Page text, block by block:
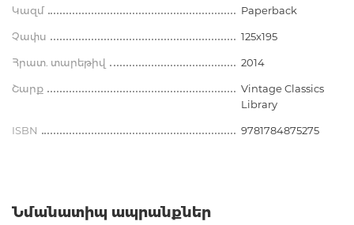
Կազմ Paperback
Չափս 125x195
Հրատ. տարեթիվ 2014
Շարք
Vintage Classics
Library
ISBN 9781784875275
Նմանատիպ ապրանքներ